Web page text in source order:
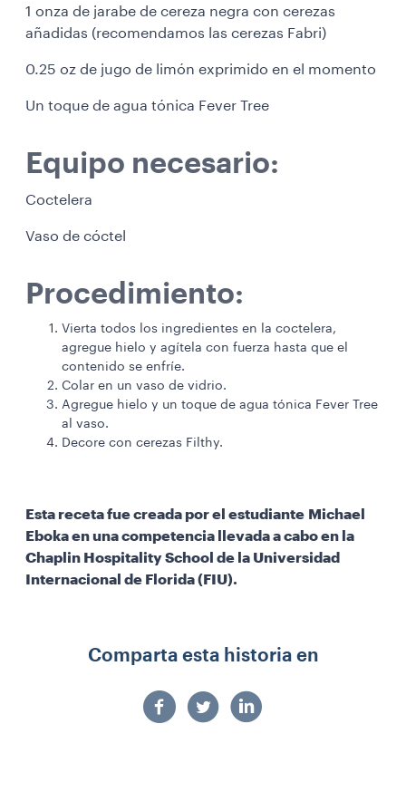
1 onza de jarabe de cereza negra con cerezas
añadidas (recomendamos las cerezas Fabri)
0.25 oz de jugo de limón exprimido en el momento
Un toque de agua tónica Fever Tree
Equipo necesario:
Coctelera
Vaso de cóctel
Procedimiento:
Vierta todos los ingredientes en la coctelera,
agregue hielo y agítela con fuerza hasta que el
contenido se enfríe.
Colar en un vaso de vidrio.
Agregue hielo y un toque de agua tónica Fever Tree
al vaso.
Decore con cerezas Filthy.
Esta receta fue creada por el estudiante Michael
Eboka en una competencia llevada a cabo en la
Chaplin Hospitality School de la Universidad
Internacional de Florida (FIU).
Comparta esta historia en